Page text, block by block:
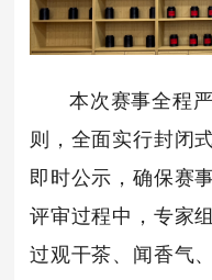
本次赛事全程
则，全面实行封闭
即时公示，确保赛
评审过程中，专家
过观干茶、闻香气